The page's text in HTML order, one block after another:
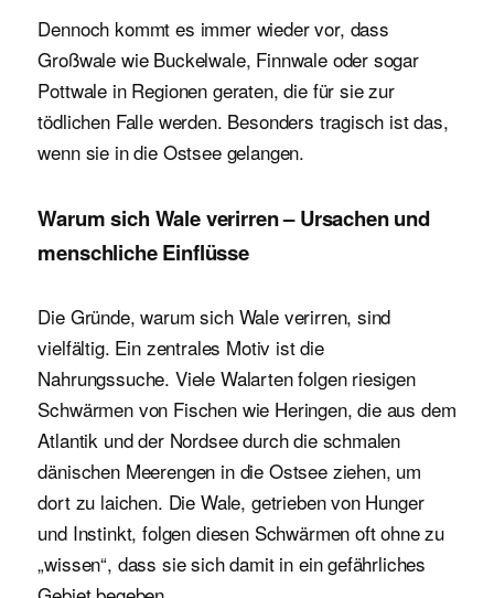
Dennoch kommt es immer wieder vor, dass
Großwale wie Buckelwale, Finnwale oder sogar
Pottwale in Regionen geraten, die für sie zur
tödlichen Falle werden. Besonders tragisch ist das,
wenn sie in die Ostsee gelangen.
Warum sich Wale verirren – Ursachen und
menschliche Einflüsse
Die Gründe, warum sich Wale verirren, sind
vielfältig. Ein zentrales Motiv ist die
Nahrungssuche. Viele Walarten folgen riesigen
Schwärmen von Fischen wie Heringen, die aus dem
Atlantik und der Nordsee durch die schmalen
dänischen Meerengen in die Ostsee ziehen, um
dort zu laichen. Die Wale, getrieben von Hunger
und Instinkt, folgen diesen Schwärmen oft ohne zu
„wissen“, dass sie sich damit in ein gefährliches